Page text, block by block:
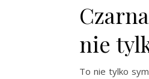
nie
To nie tylko